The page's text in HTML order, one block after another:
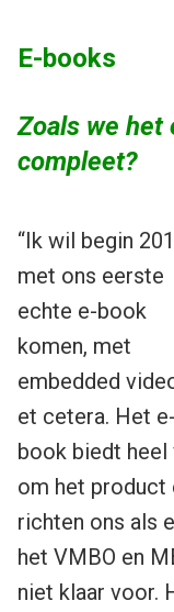
E-books
Zoals we het
compleet?
“Ik wil begin
met ons eerste
echte e-book
komen, met
embedded
et cetera. Het e-
book biedt heel
om het product
richten ons als
het VMBO en
niet klaar voor.